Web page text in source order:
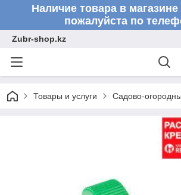
Наличие товара в магазине
пожалуйста по
Zubr-shop.kz
Товары и услуги Садово-